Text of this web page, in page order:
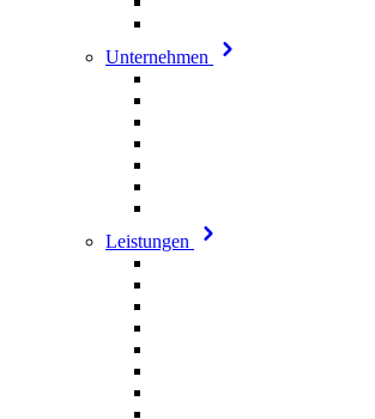
Unternehmen
Leistungen